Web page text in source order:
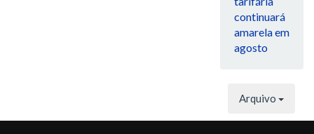
continuará
amarela em
agosto
Arquivo